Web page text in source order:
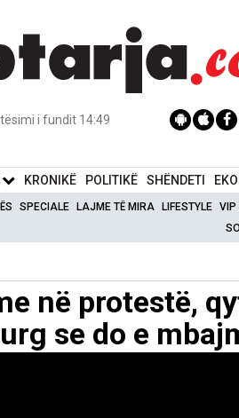
i fundit 14:49
KRONIKË POLITIKË SHËNDETI
SPECIALE LAJME TË MIRA LIFESTYLE VIP
në protestë,
se do e